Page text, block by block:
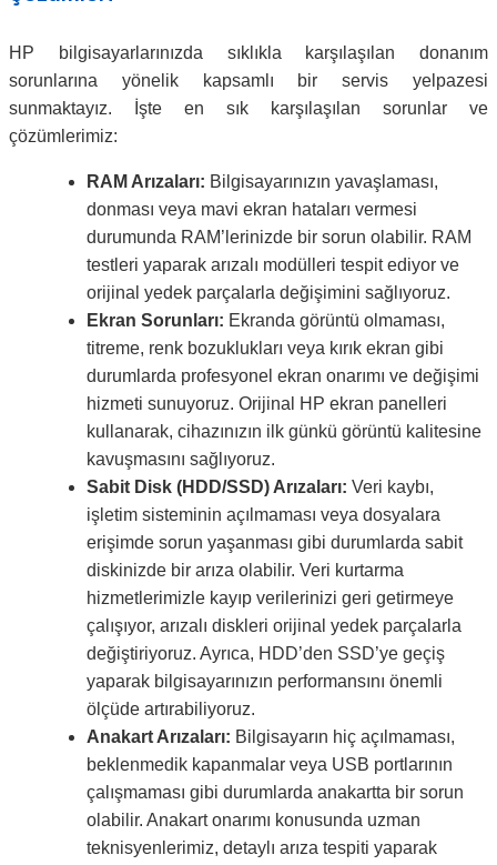
HP bilgisayarlarınızda sıklıkla karşılaşılan donanım
sorunlarına yönelik kapsamlı bir servis yelpazesi
sunmaktayız. İşte en sık karşılaşılan sorunlar ve
çözümlerimiz:
RAM Arızaları: Bilgisayarınızın yavaşlaması,
donması veya mavi ekran hataları vermesi
durumunda RAM’lerinizde bir sorun olabilir. RAM
testleri yaparak arızalı modülleri tespit ediyor ve
orijinal yedek parçalarla değişimini sağlıyoruz.
Ekran Sorunları: Ekranda görüntü olmaması,
titreme, renk bozuklukları veya kırık ekran gibi
durumlarda profesyonel ekran onarımı ve değişimi
hizmeti sunuyoruz. Orijinal HP ekran panelleri
kullanarak, cihazınızın ilk günkü görüntü kalitesine
kavuşmasını sağlıyoruz.
Sabit Disk (HDD/SSD) Arızaları: Veri kaybı,
işletim sisteminin açılmaması veya dosyalara
erişimde sorun yaşanması gibi durumlarda sabit
diskinizde bir arıza olabilir. Veri kurtarma
hizmetlerimizle kayıp verilerinizi geri getirmeye
çalışıyor, arızalı diskleri orijinal yedek parçalarla
değiştiriyoruz. Ayrıca, HDD’den SSD’ye geçiş
yaparak bilgisayarınızın performansını önemli
ölçüde artırabiliyoruz.
Anakart Arızaları: Bilgisayarın hiç açılmaması,
beklenmedik kapanmalar veya USB portlarının
çalışmaması gibi durumlarda anakartta bir sorun
olabilir. Anakart onarımı konusunda uzman
teknisyenlerimiz, detaylı arıza tespiti yaparak